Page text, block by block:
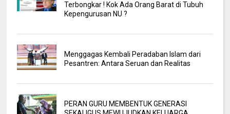
Terbongkar ! Kok Ada Orang Barat di Tubuh
Kepengurusan NU ?
Menggagas Kembali Peradaban Islam dari
Pesantren: Antara Seruan dan Realitas
PERAN GURU MEMBENTUK GENERASI